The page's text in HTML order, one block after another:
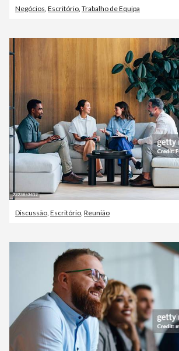
Negócios Escritório Trabalho de Equipa
Discussão Escritório Reunião